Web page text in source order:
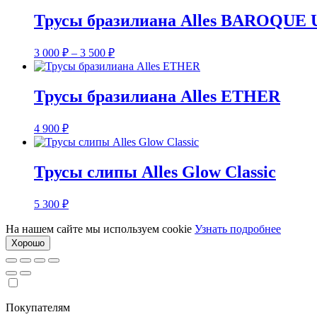
Трусы бразилиана Alles BAROQUE
3 000 ₽ – 3 500 ₽Диапазон
цен:
3
–
Трусы бразилиана Alles ETHER
4 900 ₽
Трусы слипы Alles Glow Classic
5 300 ₽
На нашем сайте мы используем cookie Узнать подробнее
Хорошо
Покупателям